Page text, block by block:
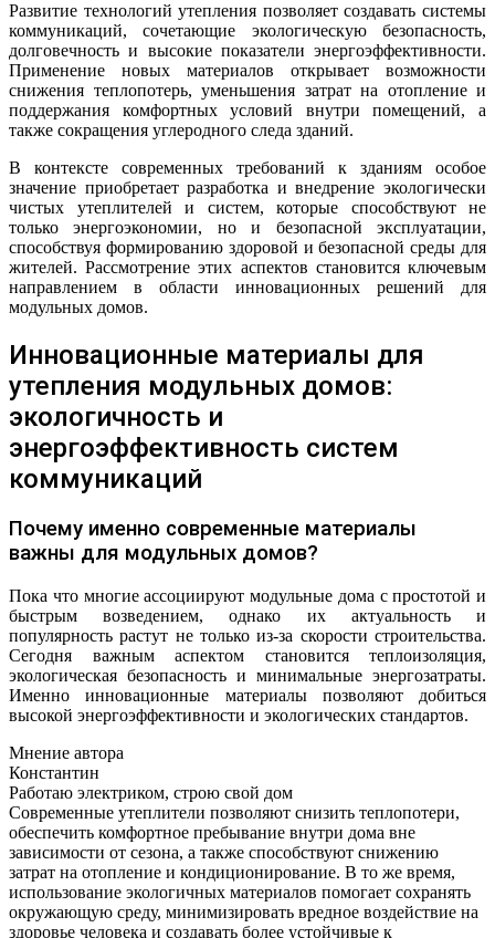
Развитие технологий утепления позволяет создавать системы
коммуникаций, сочетающие экологическую безопасность,
долговечность и высокие показатели энергоэффективности.
Применение новых материалов открывает возможности
снижения теплопотерь, уменьшения затрат на отопление и
поддержания комфортных условий внутри помещений, а
также сокращения углеродного следа зданий.
В контексте современных требований к зданиям особое
значение приобретает разработка и внедрение экологически
чистых утеплителей и систем, которые способствуют не
только энергоэкономии, но и безопасной эксплуатации,
способствуя формированию здоровой и безопасной среды для
жителей. Рассмотрение этих аспектов становится ключевым
направлением в области инновационных решений для
модульных домов.
Инновационные материалы для
утепления модульных домов:
экологичность и
энергоэффективность систем
коммуникаций
Почему именно современные материалы
важны для модульных домов?
Пока что многие ассоциируют модульные дома с простотой и
быстрым возведением, однако их актуальность и
популярность растут не только из-за скорости строительства.
Сегодня важным аспектом становится теплоизоляция,
экологическая безопасность и минимальные энергозатраты.
Именно инновационные материалы позволяют добиться
высокой энергоэффективности и экологических стандартов.
Мнение автора
Константин
Работаю электриком, строю свой дом
Современные утеплители позволяют снизить теплопотери,
обеспечить комфортное пребывание внутри дома вне
зависимости от сезона, а также способствуют снижению
затрат на отопление и кондиционирование. В то же время,
использование экологичных материалов помогает сохранять
окружающую среду, минимизировать вредное воздействие на
здоровье человека и создавать более устойчивые к